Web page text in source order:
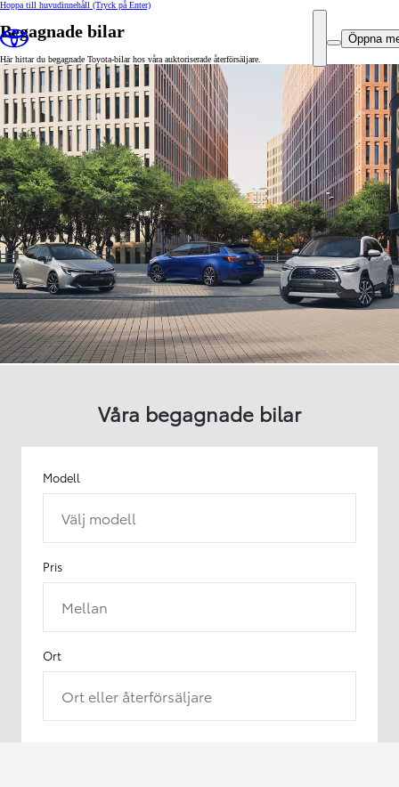
Hoppa till huvudinnehåll (Tryck på Enter)
Öppna
Begagnade bilar
Här hittar du begagnade Toyota-bilar hos våra auktoriserade återförsäljare.
Våra begagnade bilar
Modell
Välj modell
Pris
Mellan
Ort
Ort eller återförsäljare